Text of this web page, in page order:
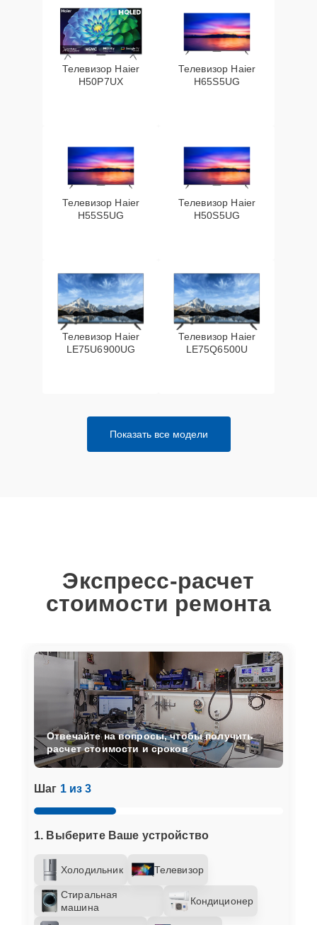
Телевизор Haier
H50P7UX
Телевизор Haier
H65S5UG
Телевизор Haier
H55S5UG
Телевизор Haier
H50S5UG
Телевизор Haier
LE75U6900UG
Телевизор Haier
LE75Q6500U
Показать все модели
Экспресс-расчет
стоимости ремонта
Шаг 1 из 3
1. Выберите Ваше устройство
Холодильник Телевизор
Стиральная
машина
Кондиционер
Отвечайте на вопросы, чтобы получить
расчет стоимости и сроков